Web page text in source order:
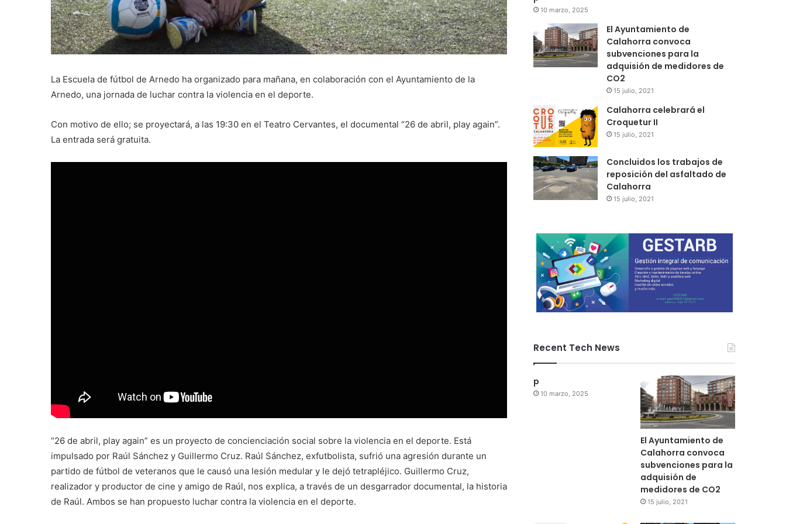
La Escuela de fútbol de Arnedo ha organizado para mañana, en colaboración con el Ayuntamiento de la
Arnedo, una jornada de luchar contra la violencia en el deporte.
Con motivo de ello; se proyectará, a las 19:30 en el Teatro Cervantes, el documental “26 de abril, play again”.
La entrada será gratuita.
“26 de abril, play again” es un proyecto de concienciación social sobre la violencia en el deporte. Está
impulsado por Raúl Sánchez y Guillermo Cruz. Raúl Sánchez, exfutbolista, sufrió una agresión durante un
partido de fútbol de veteranos que le causó una lesión medular y le dejó tetrapléjico. Guillermo Cruz,
realizador y productor de cine y amigo de Raúl, nos explica, a través de un desgarrador documental, la historia
de Raúl. Ambos se han propuesto luchar contra la violencia en el deporte.
10 marzo, 2025
El Ayuntamiento de
Calahorra convoca
subvenciones para la
adquisión de medidores de
CO2
15 julio, 2021
Calahorra celebrará el
Croquetur II
15 julio, 2021
Concluidos los trabajos de
reposición del asfaltado de
Calahorra
15 julio, 2021
Recent Tech News
p
10 marzo, 2025
El Ayuntamiento de
Calahorra convoca
subvenciones para la
adquisión de
medidores de CO2
15 julio, 2021